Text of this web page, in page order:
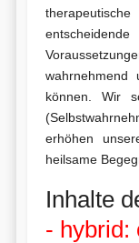
wahrnehmend
können. Wir
erhöhen
heilsame
Inhalte
- hybrid: